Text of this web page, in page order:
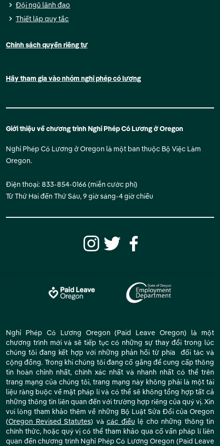
Giới thiệu về chương trình Nghỉ Phép Có Lương ở Oregon
Nghỉ Phép Có Lương ở Oregon là một ban thuộc Bộ Việc Làm
Oregon.
Điện thoại: 833-854-0166 (miễn cước phí)
Từ Thứ Hai đến Thứ Sáu, 9 giờ sáng-4 giờ chiều
Đội ngũ lãnh đạo
Thiết lập quy tắc
Chính sách quyền riêng tư
Hãy tham gia vào nhóm nghỉ phép có lương
Nghỉ Phép Có Lương Oregon (Paid Leave Oregon) là một
chương trình mới và sẽ tiếp tục có những sự thay đổi trong lúc
chúng tôi đang kết hợp với những phản hồi từ phía đối tác và
cộng đồng. Trong khi chúng tôi đang cố gắng để cung cấp thông
tin hoàn chỉnh nhất, chính xác nhất và nhanh nhất có thể trên
trang mạng của chúng tôi, trang mạng này không phải là một tài
liệu ràng buộc về mặt pháp lí và có thể sẽ không tổng hợp tất cả
những thông tin liên quan đến với trường hợp riêng của quý vị. Xin
vui lòng tham khảo thêm về những Bộ Luật Sửa Đổi của Oregon
(Oregon Revised Statutes) và các điều lệ cho những thông tin
chính thức, hoặc quý vị có thể tham khảo qua cố vấn pháp lí liên
quan đến chương trình Nghỉ Phép Có Lương Oregon (Paid Leave